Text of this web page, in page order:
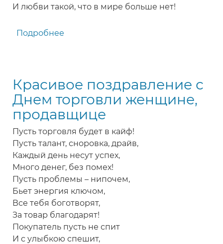
И любви такой, что в мире больше нет!
Подробнее
Днем
работников
торговли
женщине
Красивое поздравление с
Днем торговли женщине,
продавщице
Пусть торговля будет в кайф!
Пусть талант, сноровка, драйв,
Каждый день несут успех,
Много денег, без помех!
Пусть проблемы – нипочем,
Бьет энергия ключом,
Все тебя боготворят,
За товар благодарят!
Покупатель пусть не спит
И с улыбкою спешит,